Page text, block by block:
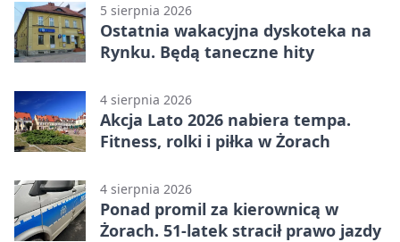
5 sierpnia 2026
Ostatnia wakacyjna dyskoteka na
Rynku. Będą taneczne hity
4 sierpnia 2026
Akcja Lato 2026 nabiera tempa.
Fitness, rolki i piłka w Żorach
4 sierpnia 2026
Ponad promil za kierownicą w
Żorach. 51-latek stracił prawo jazdy